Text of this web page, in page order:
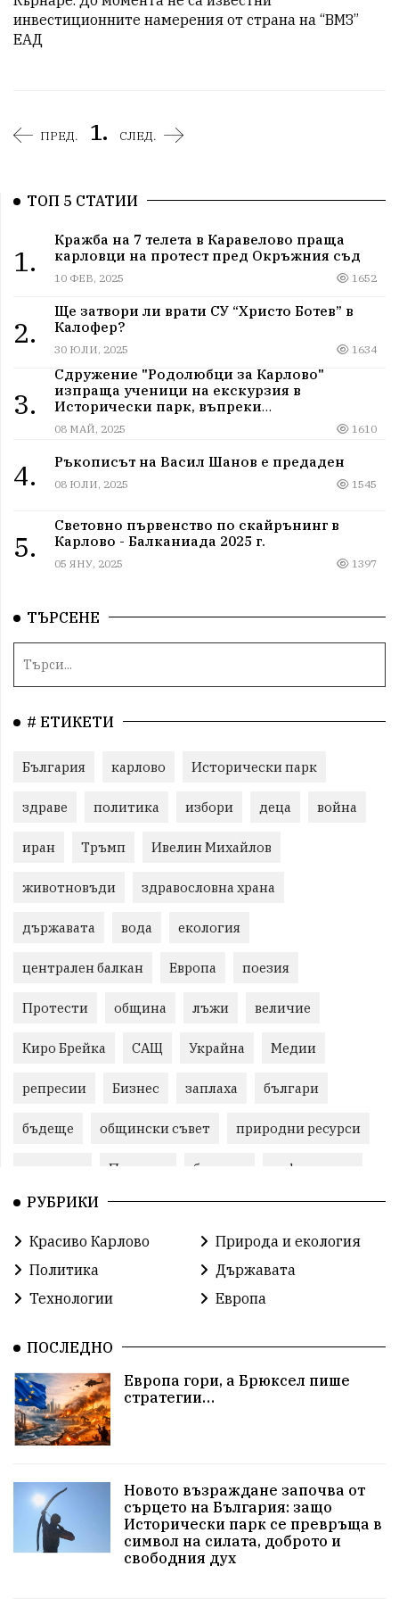
инвестиционните намерения от страна на “ВМЗ”
ЕАД
ПРЕД. 1. СЛЕД.
ТОП 5 СТАТИИ
1.
Кражба на 7 телета в Каравелово праща
карловци на протест пред Окръжния съд
10 ФЕВ, 2025 1652
2.
Ще затвори ли врати СУ “Христо Ботев” в
Калофер?
30 ЮЛИ, 2025 1634
3.
Сдружение "Родолюбци за Карлово"
изпраща ученици на екскурзия в
Исторически парк, въпреки
дискриминацията
08 МАЙ, 2025 1610
4. Ръкописът на Васил Шанов е предаден
08 ЮЛИ, 2025 1545
5.
Световно първенство по скайрънинг в
Карлово - Балканиада 2025 г.
05 ЯНУ, 2025 1397
ТЪРСЕНЕ
# ЕТИКЕТИ
България карлово Исторически парк
здраве политика избори деца война
иран Тръмп Ивелин Михайлов
животновъди здравословна храна
държавата вода екология
централен балкан Европа поезия
Протести община лъжи величие
Киро Брейка САЩ Украйна Медии
репресии Бизнес заплаха българи
бъдеще общински съвет природни ресурси
Пловдив бюджет референдум
Русия Бай Рибан
проекти гражданска позиция празник
Народно събрание справедливост
дух сметища
енергия родолюбие
природа пътища
съдебна система еврозона родолюбци
история с.Неофит Рилски Култура
народ Турция
РУБРИКИ
Красиво Карлово
Природа и екология
Политика
Държавата
Технологии
Европа
ПОСЛЕДНО
Европа гори, а Брюксел пише
стратегии…
Новото възраждане започва от
сърцето на България: защо
Исторически парк се превръща в
символ на силата, доброто и
свободния дух